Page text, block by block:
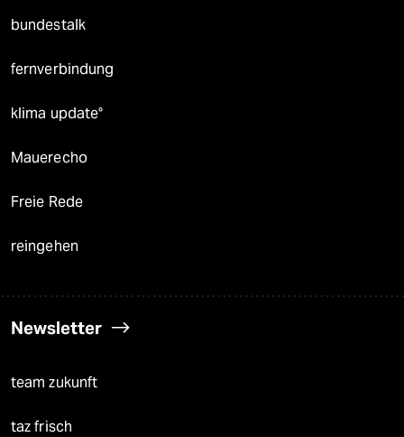
bundestalk
fernverbindung
klima update°
Mauerecho
Freie Rede
reingehen
Newsletter
team zukunft
taz frisch